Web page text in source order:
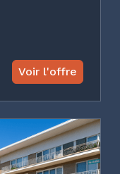
Voir l'offre